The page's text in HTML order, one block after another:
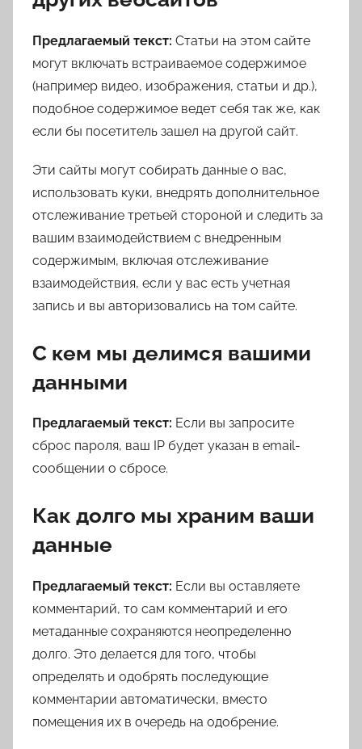
Предлагаемый текст: Статьи на этом сайте
могут включать встраиваемое содержимое
(например видео, изображения, статьи и др.),
подобное содержимое ведет себя так же, как
если бы посетитель зашел на другой сайт.
Эти сайты могут собирать данные о вас,
использовать куки, внедрять дополнительное
отслеживание третьей стороной и следить за
вашим взаимодействием с внедренным
содержимым, включая отслеживание
взаимодействия, если у вас есть учетная
запись и вы авторизовались на том сайте.
С кем мы делимся вашими
данными
Предлагаемый текст: Если вы запросите
сброс пароля, ваш IP будет указан в email-
сообщении о сбросе.
Как долго мы храним ваши
данные
Предлагаемый текст: Если вы оставляете
комментарий, то сам комментарий и его
метаданные сохраняются неопределенно
долго. Это делается для того, чтобы
определять и одобрять последующие
комментарии автоматически, вместо
помещения их в очередь на одобрение.